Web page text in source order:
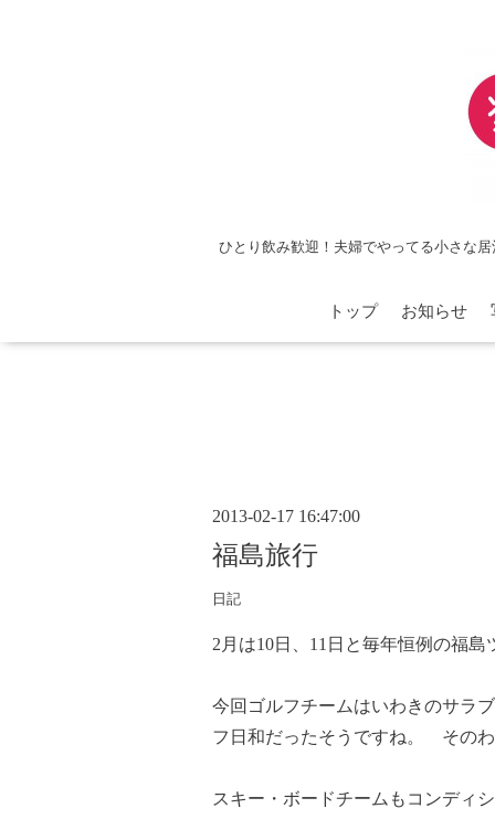
ひとり飲み歓迎！夫婦でやってる小さな
トップ お知らせ
2013-02-17 16:47:00
福島旅行
日記
2月は10日、11日と毎年恒例の福
今回ゴルフチームはいわきのサラ
フ日和だったそうですね。 その
スキー・ボードチームもコンディ